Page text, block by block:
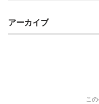
アーカイブ
こ